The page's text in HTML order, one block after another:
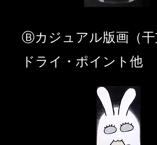
​Ⓑカジュアル版画（干
ドライ・ポイント他